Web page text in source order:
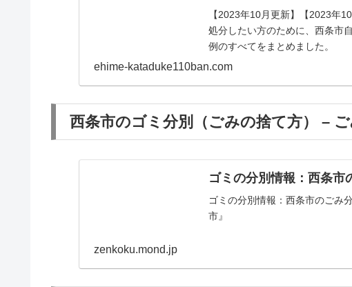
【2023年10月更新】【2023年
処分したい方のために、西条市
例のすべてをまとめました。
ehime-kataduke110ban.com
西条市のゴミ分別（ごみの捨て方） –
ゴミの分別情報：西条市
ゴミの分別情報：西条市のごみ
市』
zenkoku.mond.jp